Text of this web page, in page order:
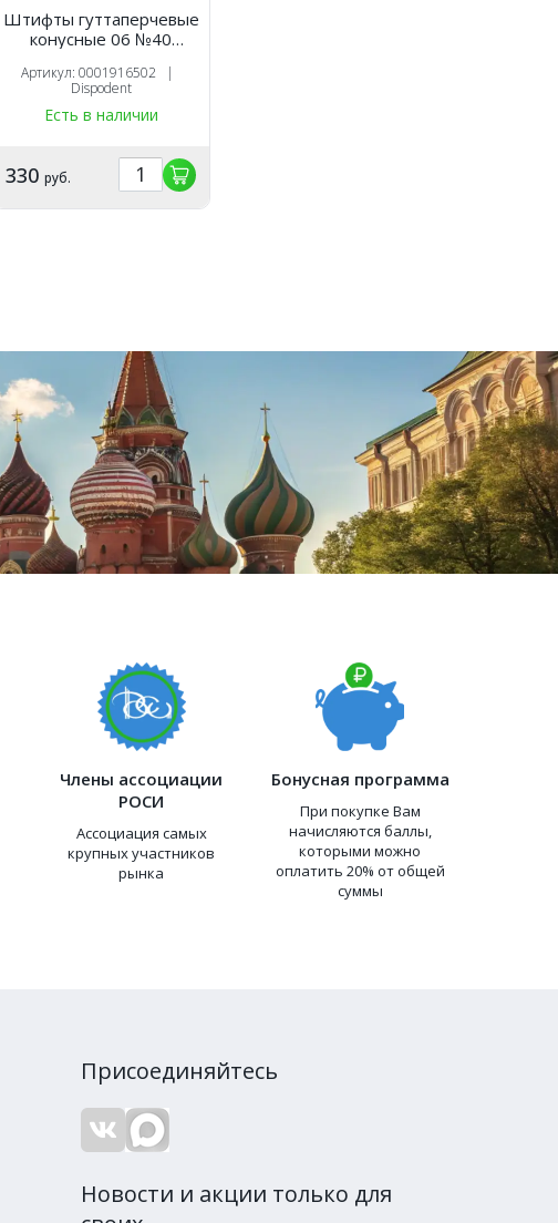
Штифты гуттаперчевые
конусные 06 №40
Артикул: 0001916502 |
Dispodent
Есть в наличии
330 руб.
Члены ассоциации
РОСИ
Ассоциация самых
крупных участников
рынка
Бонусная программа
При покупке Вам
начисляются баллы,
которыми можно
оплатить 20% от общей
суммы
Присоединяйтесь
Новости и акции только для